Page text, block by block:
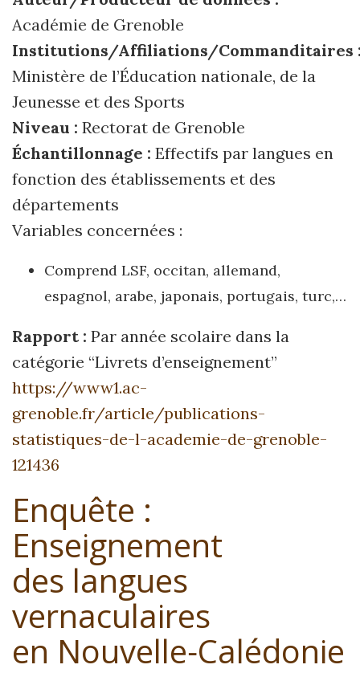
Académie de Grenoble
Institutions/Affiliations/Commanditaires
Ministère de l’Éducation nationale, de la
Jeunesse et des Sports
Niveau : Rectorat de Grenoble
Échantillonnage : Effectifs par langues en
fonction des établissements et des
départements
Variables concernées :
Comprend LSF, occitan, allemand,
espagnol, arabe, japonais, portugais, turc,…
Rapport : Par année scolaire dans la
catégorie “Livrets d’enseignement”
https://www1.ac-
grenoble.fr/article/publications-
statistiques-de-l-academie-de-grenoble-
121436
Enquête :
Enseignement
des langues
vernaculaires
en Nouvelle‑Calédonie